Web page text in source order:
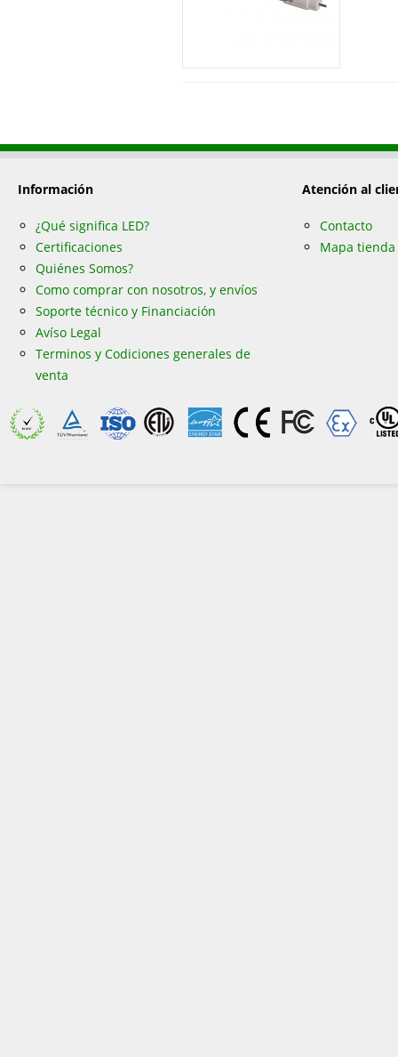
Información
¿Qué significa LED?
Certificaciones
Quiénes Somos?
Como comprar con nosotros, y envíos
Soporte técnico y Financiación
Avíso Legal
Terminos y Codiciones generales de
venta
Atención al
Contacto
Mapa tienda